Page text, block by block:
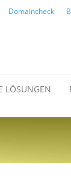
Domaincheck
LÖSUNGEN